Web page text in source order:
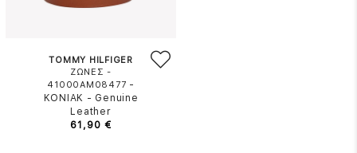
TOMMY HILFIGER
ΖΩΝΕΣ -
41000AM08477 -
ΚΟΝΙΑΚ - Genuine
Leather
61,90 €